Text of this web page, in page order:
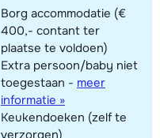
Borg accommodatie (€
400,- contant ter
plaatse te voldoen)
Extra persoon/baby niet
toegestaan - meer
informatie »
Keukendoeken (zelf te
verzorgen)